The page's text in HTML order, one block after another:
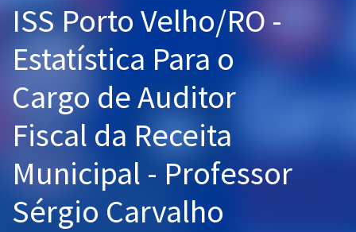
Cursos 20% OFF
Pós
Graduação
OAB
Questões grátis
ISS Porto Velho/RO -
Estatística Para o
Cargo de Auditor
Fiscal da Receita
Municipal - Professor
Sérgio Carvalho